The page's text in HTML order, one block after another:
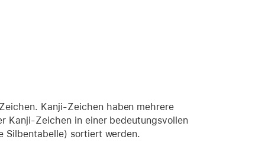
Kanji-Zeichen haben mehrere
Kanji-Zeichen in einer bedeutungsvollen
Silbentabelle) sortiert werden.